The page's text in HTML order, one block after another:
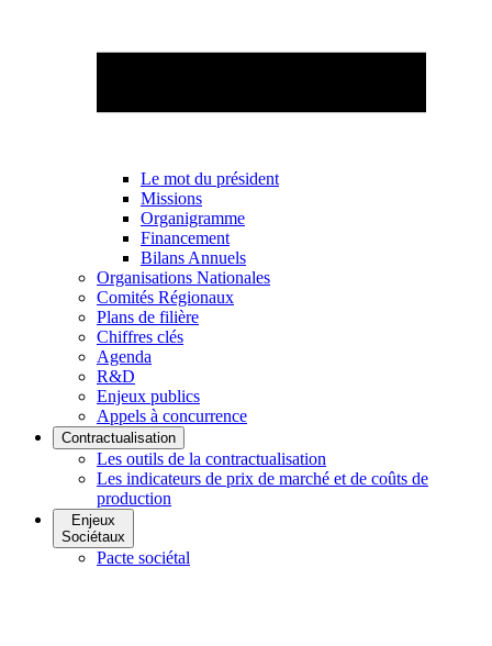
Le mot du président
Missions
Organigramme
Financement
Bilans Annuels
Organisations Nationales
Comités Régionaux
Plans de filière
Chiffres clés
Agenda
R&D
Enjeux publics
Appels à concurrence
Contractualisation
Les outils de la contractualisation
Les indicateurs de prix de marché et de coûts de
production
Enjeux
Sociétaux
Pacte sociétal